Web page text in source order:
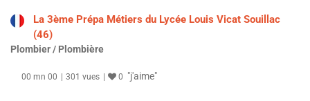
La 3ème Prépa Métiers du Lycée Louis Vicat Souillac
(46)
Plombier / Plombière
00 mn 00 301 vues 0 "j'aime"